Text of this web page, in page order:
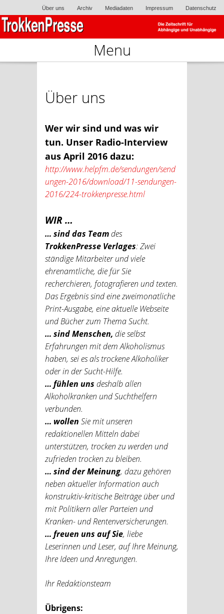
Über uns Archiv Mediadaten Impressum Datenschutz
Menu
Über uns
Wer wir sind und was wir
tun. Unser Radio-Interview
aus April 2016 dazu:
http://www.helpfm.de/sendungen/send
ungen-2016/download/11-sendungen-
2016/224-trokkenpresse.html
WIR …
… sind das Teamdes
TrokkenPresse Verlages: Zwei
ständige Mitarbeiter und viele
ehrenamtliche, die für Sie
recherchieren, fotografieren und texten.
Das Ergebnis sind eine zweimonatliche
Print-Ausgabe, eine aktuelle Webseite
und Bücher zum Thema Sucht.
… sind Menschen, die selbst
Erfahrungen mit dem Alkoholismus
haben, sei es als trockene Alkoholiker
oder in der Sucht-Hilfe.
… fühlen uns deshalb allen
Alkoholkranken und Suchthelfern
verbunden.
… wollen Sie mit unseren
redaktionellen Mitteln dabei
unterstützen, trocken zu werden und
zufrieden trocken zu bleiben.
… sind der Meinung, dazu gehören
neben aktueller Information auch
konstruktiv-kritische Beiträge über und
mit Politikern aller Parteien und
Kranken- und Rentenversicherungen.
… freuen uns auf Sie, liebe
Leserinnen und Leser, auf Ihre Meinung,
Ihre Ideen und Anregungen.
Ihr Redaktionsteam
Übrigens: